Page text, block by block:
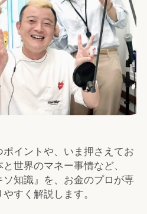
イントや、いま押さえてお
世界のマネー事情など、
ソ知識』を、お金のプロが専
すく解説します。